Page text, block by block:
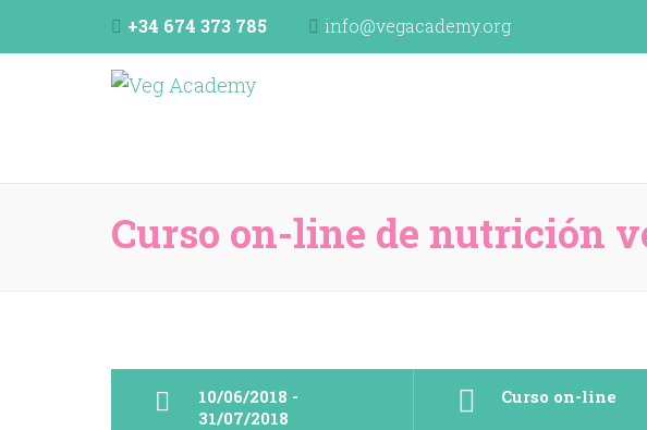
+34 674 373 785 info@vegacademy.org
Curso on-line de nutrición
10/06/2018 -
31/07/2018
Curso on-line